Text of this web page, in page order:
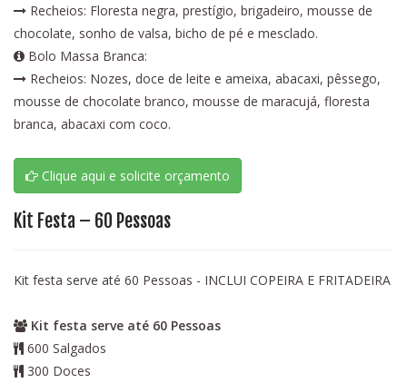
Recheios: Floresta negra, prestígio, brigadeiro, mousse de
chocolate, sonho de valsa, bicho de pé e mesclado.
Bolo Massa Branca:
Recheios: Nozes, doce de leite e ameixa, abacaxi, pêssego,
mousse de chocolate branco, mousse de maracujá, floresta
branca, abacaxi com coco.
Clique aqui e solicite orçamento
Kit Festa – 60 Pessoas
Kit festa serve até 60 Pessoas - INCLUI COPEIRA E FRITADEIRA
Kit festa serve até 60 Pessoas
600 Salgados
300 Doces